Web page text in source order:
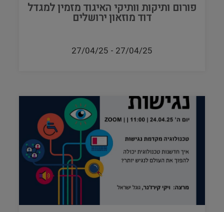
פורום ותיקות וותיקי האיגוד מזמין למגדל
דוד מוזאון ירושלים
27/04/25
-
27/04/25